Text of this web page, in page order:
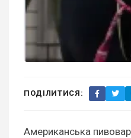
ПОДІЛИТИСЯ:
Американська